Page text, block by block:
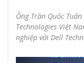
Ông Trần Quốc
Technologies Việt
nghiệp với Dell